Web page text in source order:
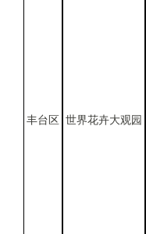
丰台区 世界花卉大观园